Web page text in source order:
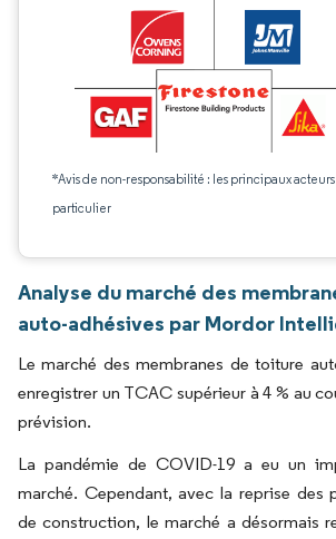
*Avis de non-responsabilité : les principaux acteurs
particulier
Analyse du marché des
auto-adhésives par Mordor
Le marché des membranes de toiture
enregistrer un TCAC supérieur à 4 % au
prévision.
La pandémie de COVID-19 a eu un
marché. Cependant, avec la reprise des
de construction, le marché a désormais